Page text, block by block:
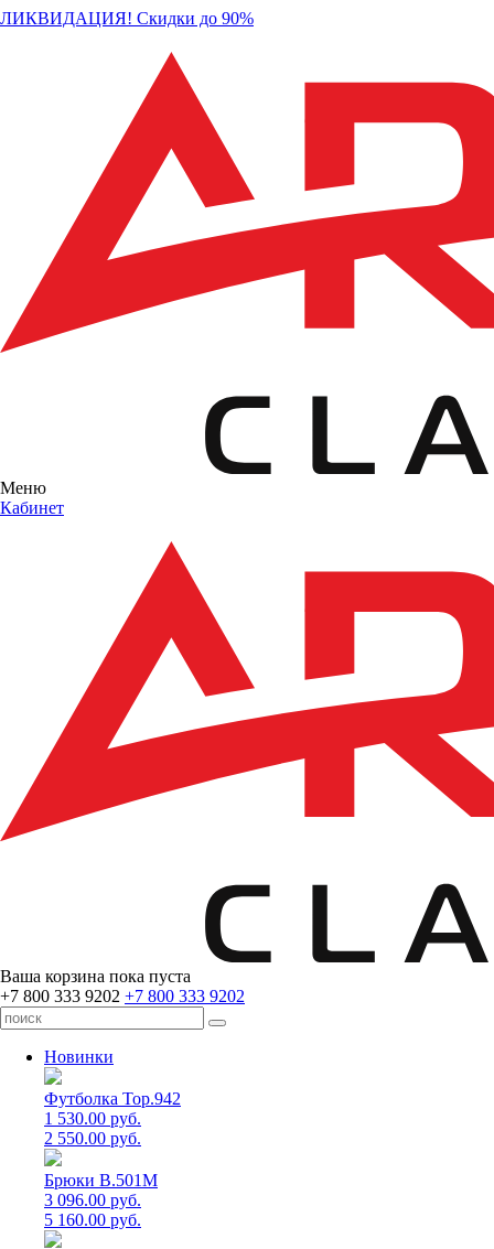
ЛИКВИДАЦИЯ! Скидки до 90%
Меню
Кабинет
Ваша корзина пока пуста
+7 800 333 9202 +7 800 333 9202
Новинки
Футболка Top.942
1 530.00 руб.
2 550.00 руб.
Брюки B.501M
3 096.00 руб.
5 160.00 руб.